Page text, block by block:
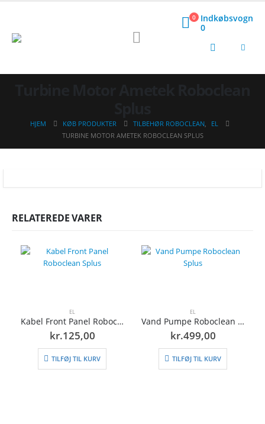
0
Indkøbsvogn
0
HJEM KØB PRODUKTER TILBEHØR ROBOCLEAN,
EL
TURBINE MOTOR AMETEK ROBOCLEAN SPLUS
RELATEREDE VARER
EL
Kabel Front Panel Roboclean Splus
kr.125,00
TILFØJ TIL KURV
EL
Vand Pumpe Roboclean Splus
kr.499,00
TILFØJ TIL KURV